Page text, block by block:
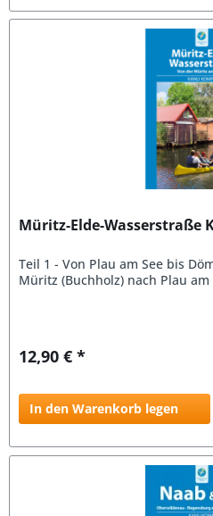
Müritz-Elde-Wasserstraße
Teil 1 - Von Plau am See bis
Müritz (Buchholz) nach Plau am
12,90 € *
In den Warenkorb legen